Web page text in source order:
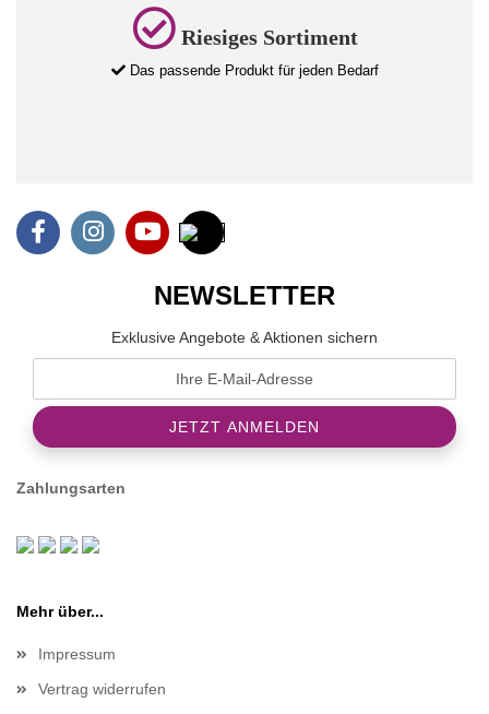
Riesiges Sortiment
Das passende Produkt für jeden Bedarf
NEWSLETTER
Exklusive Angebote & Aktionen sichern
Zahlungsarten
Mehr über...
Impressum
Vertrag widerrufen